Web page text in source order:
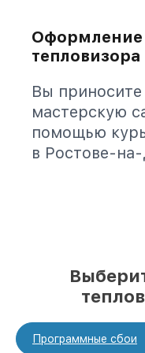
Оформление
тепловизора
Вы
мастерскую
помощью
в Ростове-
Программные сбои